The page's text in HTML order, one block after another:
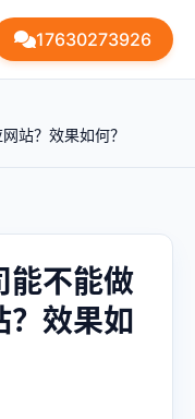
17630273926
站？效果如何？
能不能做
？效果如